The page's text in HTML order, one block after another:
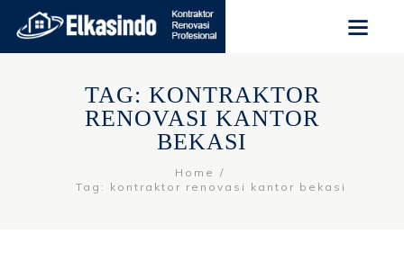
TAG: KONTRAKTOR
RENOVASI KANTOR
BEKASI
Home
Tag: kontraktor renovasi kantor bekasi